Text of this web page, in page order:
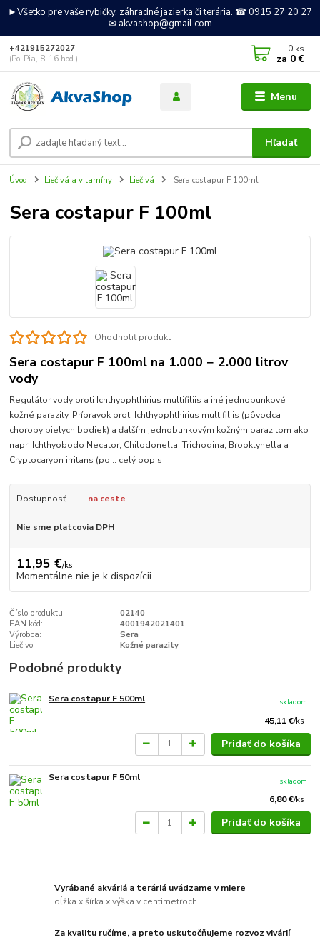
►Všetko pre vaše rybičky, záhradné jazierka či terária. ☎ 0915 27 20 27
✉ akvashop@gmail.com
Menu
Hľadať
+421915272027
(Po-Pia, 8-16 hod.)
0 ks
za 0 €
Úvod Liečivá a vitamíny Liečivá Sera costapur F 100ml
Sera costapur F 100ml
Ohodnotiť produkt
Sera costapur F 100ml na 1.000 − 2.000 litrov
vody
Regulátor vody proti Ichthyophthirius multifiliis a iné jednobunkové
kožné parazity. Prípravok proti Ichthyophthirius multifiliis (pôvodca
choroby bielych bodiek) a ďalším jednobunkovým kožným parazitom ako
napr. Ichthyobodo Necator, Chilodonella, Trichodina, Brooklynella a
Cryptocaryon irritans (po... celý popis
Dostupnosť na ceste
Nie sme platcovia DPH
11,95 €/ks
Momentálne nie je k dispozícii
Číslo produktu:
02140
EAN kód:
4001942021401
Výrobca:
Sera
Liečivo:
Kožné parazity
Podobné produkty
Sera costapur F 500ml
45,11 €/ks
skladom
Pridať do košíka
Sera costapur F 50ml
6,80 €/ks
skladom
Pridať do košíka
Vyrábané akváriá a teráriá uvádzame v miere
dĺžka x šírka x výška v centimetroch.
Za kvalitu ručíme, a preto uskutočňujeme rozvoz vivárií